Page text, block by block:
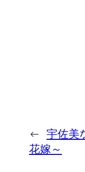
← 宇佐美
花嫁～